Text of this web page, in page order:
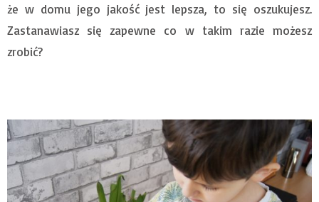
że w domu jego jakość jest lepsza, to się oszukujesz.
Zastanawiasz się zapewne co w takim razie możesz
zrobić?